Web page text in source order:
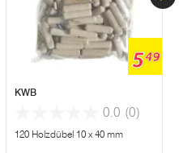
549
KWB
0.0 (0)
120 Holzdübel 10 x 40 mm